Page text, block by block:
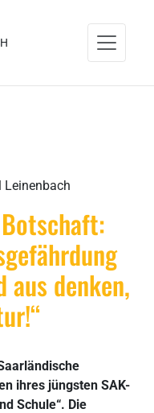
Leinenbach
aus denken,
ihres jüngsten SAK-
Schule“. Die